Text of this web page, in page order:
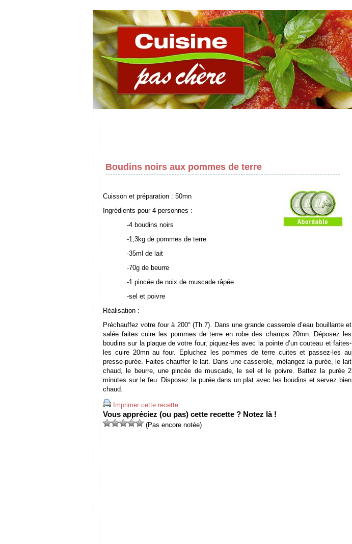
Boudins noirs aux pommes de terre
Cuisson et préparation : 50mn
Ingrédients pour 4 personnes :
-4 boudins noirs
-1,3kg de pommes de terre
-35ml de lait
-70g de beurre
-1 pincée de noix de muscade râpée
-sel et poivre
Réalisation :
Préchauffez votre four à 200° (Th.7). Dans une grande casserole d’eau bouillante et
salée faites cuire les pommes de terre en robe des champs 20mn. Déposez les
boudins sur la plaque de votre four, piquez-les avec la pointe d’un couteau et faites-
les cuire 20mn au four. Epluchez les pommes de terre cuites et passez-les au
presse-purée. Faites chauffer le lait. Dans une casserole, mélangez la purée, le lait
chaud, le beurre, une pincée de muscade, le sel et le poivre. Battez la purée 2
minutes sur le feu. Disposez la purée dans un plat avec les boudins et servez bien
chaud.
Imprimer cette recette
Vous appréciez (ou pas) cette recette ? Notez là !
(Pas encore notée)